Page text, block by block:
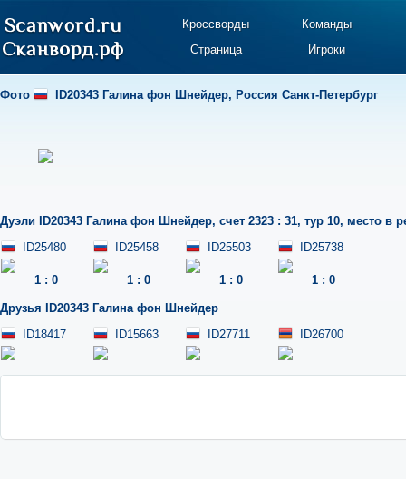
Кроссворды
Команды
Страница
Игроки
Фото ID20343 Галина фон Шнейдер, Россия Санкт-Петербург
Дуэли ID20343 Галина фон Шнейдер, счет 2323 : 31, тур 10, место в
ID25480
1 : 0
ID25458
1 : 0
ID25503
1 : 0
ID25738
1 : 0
Друзья
ID20343 Галина фон Шнейдер
ID18417
ID15663 ID27711 ID26700